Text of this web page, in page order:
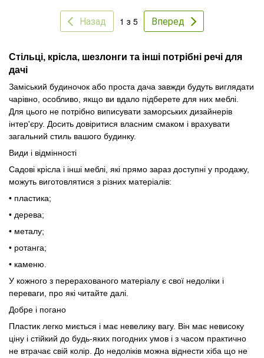
Назад 1 з 5 Вперед
Стільці, крісла, шезлонги та інші потрібні речі для
дачі
Заміський будиночок або проста дача завжди будуть виглядати
чарівно, особливо, якщо ви вдало підберете для них меблі.
Для цього не потрібно виписувати заморських дизайнерів
інтер'єру. Досить довіритися власним смаком і врахувати
загальний стиль вашого будинку.
Види і відмінності
Садові крісла і інші меблі, які прямо зараз доступні у продажу,
можуть виготовлятися з різних матеріалів:
• пластика;
• дерева;
• металу;
• ротанга;
• каменю.
У кожного з перерахованого матеріалу є свої недоліки і
переваги, про які читайте далі.
Добре і погано
Пластик легко миється і має невелику вагу. Він має невисоку
ціну і стійкий до будь-яких погодних умов і з часом практично
не втрачає свій колір. До недоліків можна віднести хіба що не